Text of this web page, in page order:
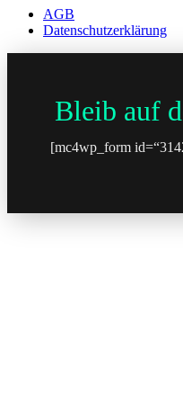
AGB
Datenschutzerklärung
Bleib auf
[mc4wp_form